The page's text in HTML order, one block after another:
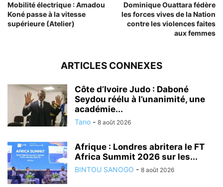
Mobilité électrique : Amadou
Koné passe à la vitesse
supérieure (Atelier)
Dominique Ouattara fédère
les forces vives de la Nation
contre les violences faites
aux femmes
ARTICLES CONNEXES
Côte d’Ivoire Judo : Daboné
Seydou réélu à l’unanimité, une
académie...
Tano - 8 août 2026
Afrique : Londres abritera le FT
Africa Summit 2026 sur les...
BINTOU SANOGO - 8 août 2026